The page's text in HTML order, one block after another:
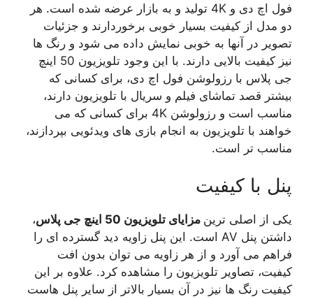
فول اچ دی و 4K تولید و به بازار عرضه شده است. هر
دو مدل از کیفیت بسیار خوبی برخوردارند و جزئیات
تصویر در آنها به خوبی نمایش داده می شود و رنگ ها
نیز کیفیت بالایی دارند. با این وجود تلویزیون 50 اینچ
جی پلاس با رزولوشن فول اچ دی، برای کسانی که
بیشتر قصد تماشای فیلم و سریال با تلویزیون دارند،
مناسب است و رزولوشن 4K برای کسانی که می
خواهند با تلویزیون به انجام بازی های ویدئویی بپردازند،
مناسب تر است.
پنل با کیفیت
یکی از اصلی ترین مزایای تلویزیون 50 اینچ جی پلاس
،
داشتن پنل AV است. این پنل زاویه دید گسترده ای را
فراهم می آورد و از هر زاویه می توان بدون افت
کیفیت، تصاویر تلویزیون را مشاهده کرد. علاوه بر این
کیفیت رنگ ها نیز در آن بسیار بالاتر از سایر پنل هاست